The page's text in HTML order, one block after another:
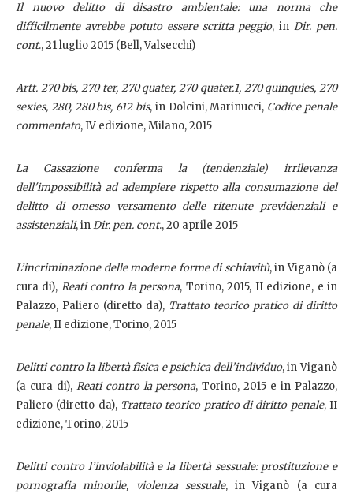
Il nuovo delitto di disastro ambientale: una norma che
difficilmente avrebbe potuto essere scritta peggio, inDir. pen.
cont., 21 luglio 2015 (Bell, Valsecchi)
Artt. 270 bis, 270 ter, 270 quater, 270 quater.1, 270 quinquies, 270
sexies, 280, 280 bis, 612 bis, in Dolcini, Marinucci, Codice penale
commentato, IV edizione, Milano, 2015
La Cassazione conferma la (tendenziale) irrilevanza
dell'impossibilità ad adempiere rispetto alla consumazione del
delitto di omesso versamento delle ritenute previdenziali e
assistenziali, inDir. pen. cont., 20 aprile 2015
L’incriminazione delle moderne forme di schiavitù, in Viganò (a
cura di), Reati contro la persona, Torino, 2015, II edizione, e in
Palazzo, Paliero (diretto da), Trattato teorico pratico di diritto
penale, II edizione, Torino, 2015
Delitti contro la libertà fisica e psichica dell’individuo, in Viganò
(a cura di), Reati contro la persona, Torino, 2015 e in Palazzo,
Paliero (diretto da), Trattato teorico pratico di diritto penale, II
edizione, Torino, 2015
Delitti contro l’inviolabilità e la libertà sessuale: prostituzione e
pornografia minorile, violenza sessuale, in Viganò (a cura